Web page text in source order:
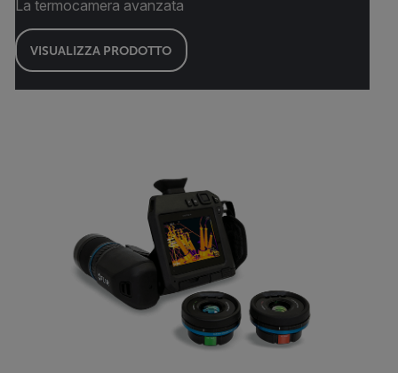
La termocamera avanzata
VISUALIZZA PRODOTTO